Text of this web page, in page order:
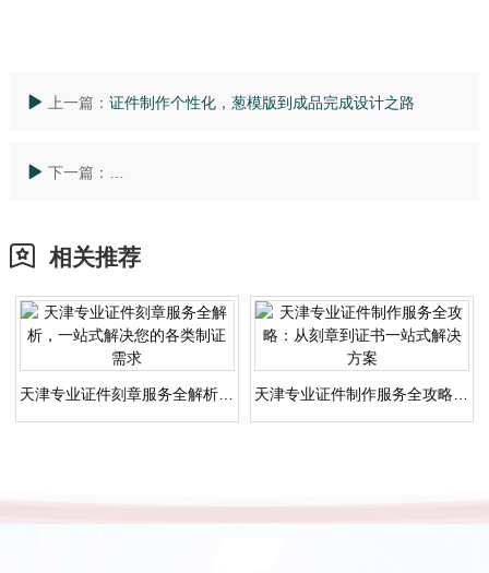
上一篇： 证件制作个性化，葱模版到成品完成设计之路
下一篇：
相关推荐
天津专业证件刻章服务全解析，一站式解决您的各类制证需求 天津专业证件制作服务全攻略：从刻章到证书一站式解决方案